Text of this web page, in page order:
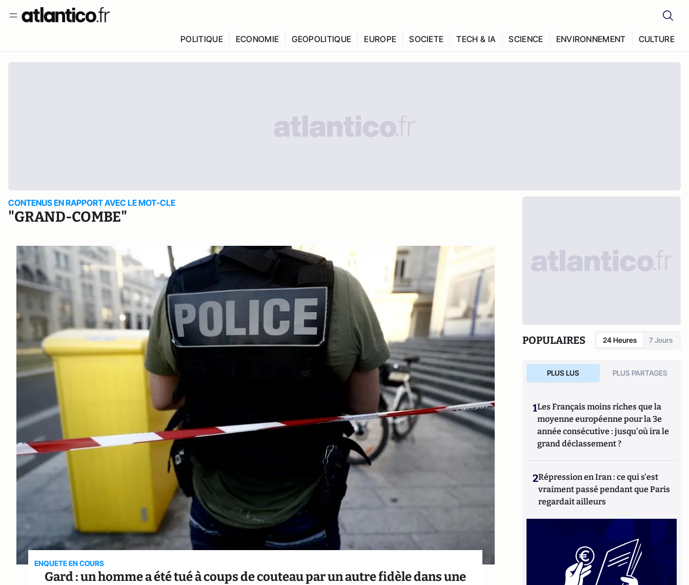
POLITIQUE ECONOMIE GEOPOLITIQUE EUROPE SOCIETE TECH & IA SCIENCE ENVIRONNEMENT CULTURE
CONTENUS EN RAPPORT AVEC LE MOT-CLE
"GRAND-COMBE"
ENQUETE EN COURS
Gard : un homme a été tué à coups de couteau par un autre fidèle dans une
POPULAIRES 24 Heures 7 Jours
PLUS LUS PLUS PARTAGES
1Les Français moins riches que la
moyenne européenne pour la 3e
année consécutive : jusqu'où ira le
grand déclassement ?
2Répression en Iran : ce qui s'est
vraiment passé pendant que Paris
regardait ailleurs